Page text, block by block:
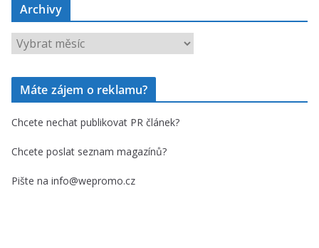
Archivy
A
r
c
v
y
Máte zájem o reklamu?
Chcete nechat publikovat PR článek?
Chcete poslat seznam magazínů?
Pište na info@wepromo.cz